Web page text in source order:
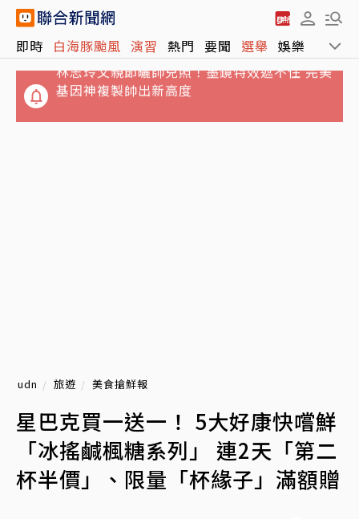
即時 白海豚颱風 演習 熱門 要聞 選舉 娛樂 運動
基因神複製帥出新高度
永和豆漿創始人林炳生病逝享壽70歲 訃告稱
udn 旅遊 美食搶鮮報
星巴克買一送一！ 5大好康快嚐鮮
「冰搖鹹楓糖系列」 連2天「第二
杯半價」、限量「杯緣子」滿額贈